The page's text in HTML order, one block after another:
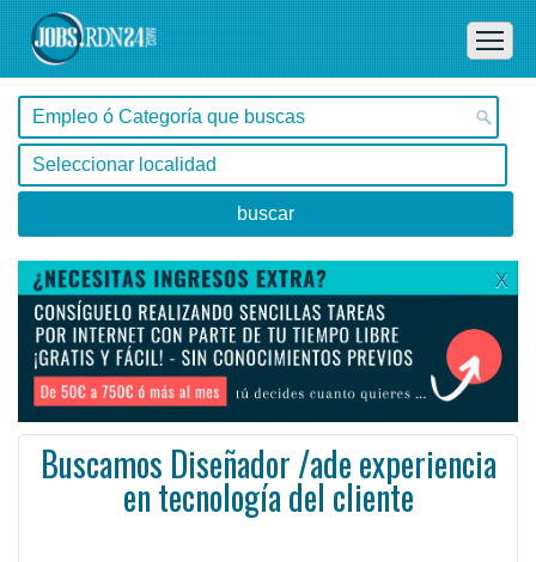
X
Buscamos Diseñador /ade experiencia
en tecnología del cliente